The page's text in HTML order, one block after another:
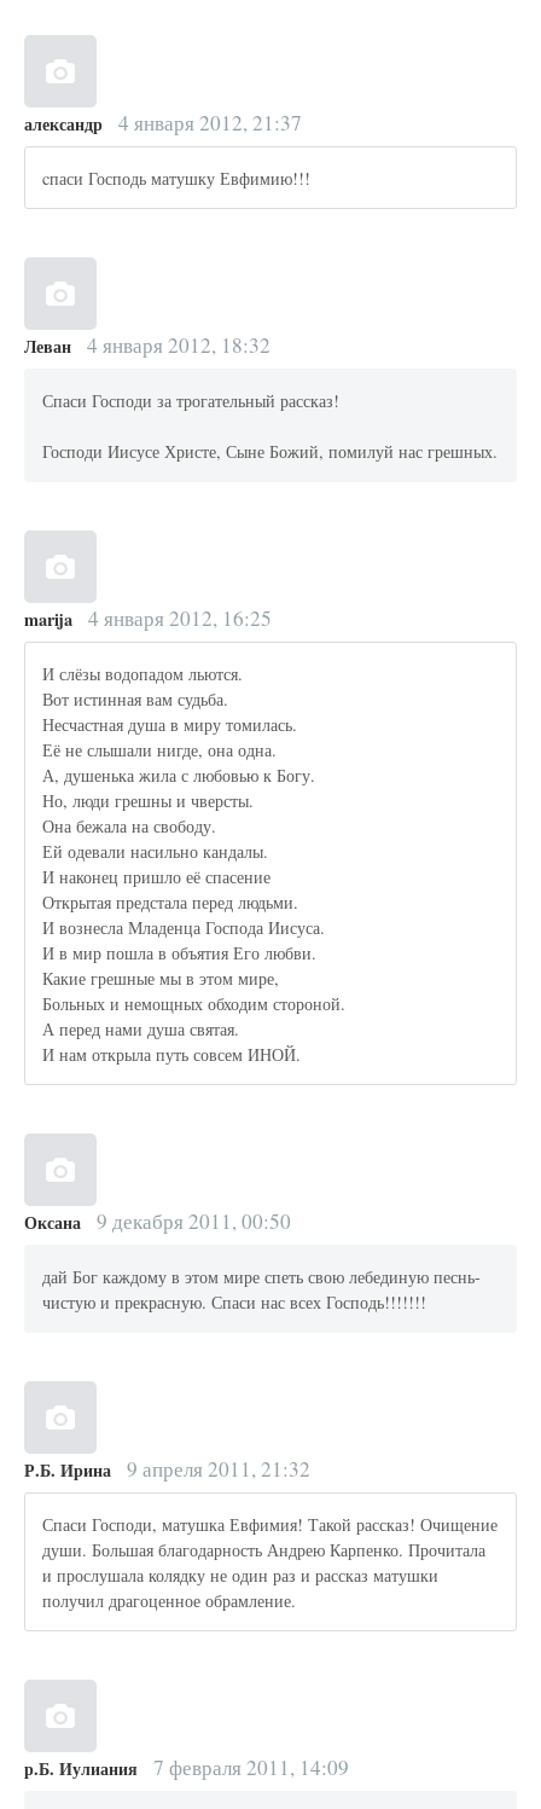
александр 4 января 2012, 21:37
cпаси Господь матушку Евфимию!!!
Леван 4 января 2012, 18:32
Спаси Господи за трогательный рассказ!
Господи Иисусе Христе, Сыне Божий, помилуй нас грешных.
marija 4 января 2012, 16:25
И слёзы водопадом льются.
Вот истинная вам судьба.
Несчастная душа в миру томилась.
Её не слышали нигде, она одна.
А, душенька жила с любовью к Богу.
Но, люди грешны и чверсты.
Она бежала на свободу.
Ей одевали насильно кандалы.
И наконец пришло её спасение
Открытая предстала перед людьми.
И вознесла Младенца Господа Иисуса.
И в мир пошла в объятия Его любви.
Какие грешные мы в этом мире,
Больных и немощных обходим стороной.
А перед нами душа святая.
И нам открыла путь совсем ИНОЙ.
Оксана 9 декабря 2011, 00:50
дай Бог каждому в этом мире спеть свою лебединую песнь-
чистую и прекрасную. Спаси нас всех Господь!!!!!!!
Р.Б. Ирина 9 апреля 2011, 21:32
Спаси Господи, матушка Евфимия! Такой рассказ! Очищение
души. Большая благодарность Андрею Карпенко. Прочитала
и прослушала колядку не один раз и рассказ матушки
получил драгоценное обрамление.
р.Б. Иулиания 7 февраля 2011, 14:09